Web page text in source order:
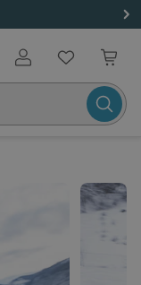
Benutzerkonto